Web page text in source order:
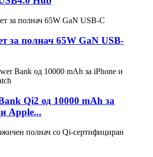
за полнач 65W GaN USB-
Qi2 од 10000 mAh за
Apple...